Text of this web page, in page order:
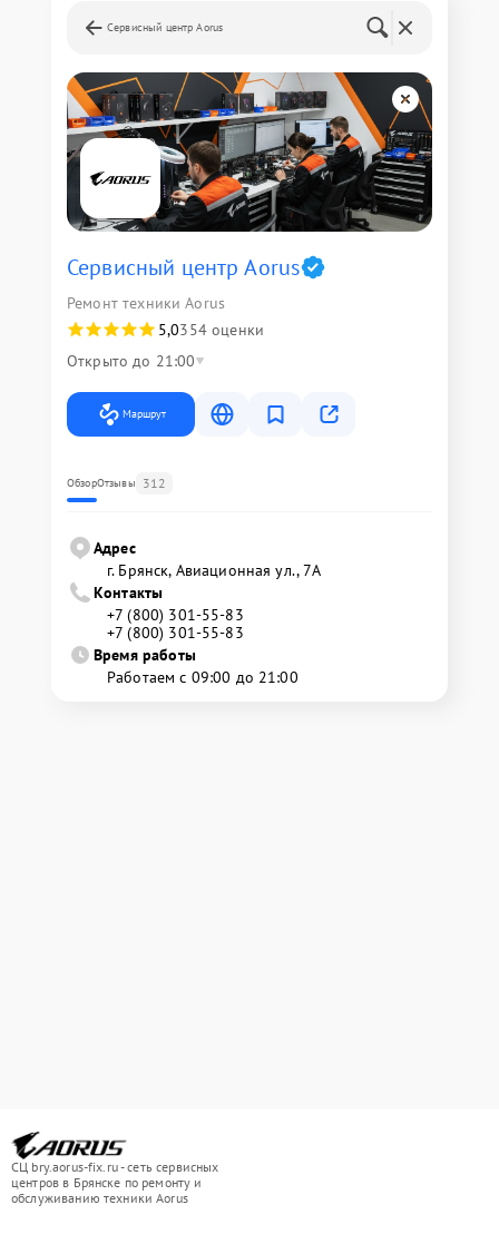
Сервисный центр Aorus
Сервисный центр Aorus
Ремонт техники Aorus
5,0354 оценки
Открыто до 21:00
Маршрут
ОбзорОтзывы 312
Адрес
г. Брянск, Авиационная ул., 7А
Контакты
+7 (800) 301-55-83
+7 (800) 301-55-83
Время работы
Работаем с 09:00 до 21:00
СЦ bry.aorus-fix.ru - сеть сервисных
центров в Брянске по ремонту и
обслуживанию техники Aorus